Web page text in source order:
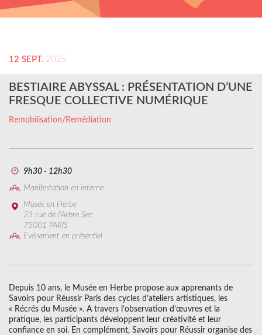
12 SEPT. 2025
BESTIAIRE ABYSSAL : PRÉSENTATION D’UNE
FRESQUE COLLECTIVE NUMÉRIQUE
Remobilisation/Remédiation
9h30 - 12h30
Manifestation en interne
Musée en Herbe
23 rue de l'Arbre Sec
75001 PARIS
Evénement en présentiel
Depuis 10 ans, le Musée en Herbe propose aux apprenants de
Savoirs pour Réussir Paris des cycles d’ateliers artistiques, les
« Récrés du Musée ». A travers l’observation d’œuvres et la
pratique, les participants développent leur créativité et leur
confiance en soi. En complément, Savoirs pour Réussir organise des